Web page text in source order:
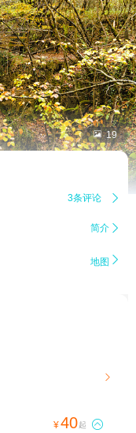
 19
3条评论 
简介 
地图 

¥40起 